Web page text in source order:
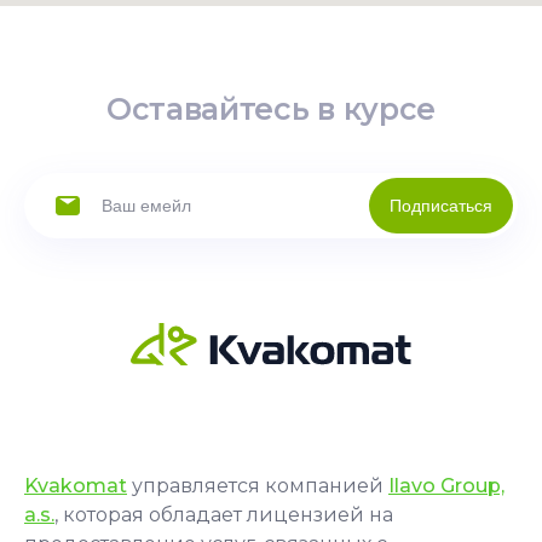
Оставайтесь в курсе
Подписаться
Kvakomat управляется компанией Ilavo Group,
a.s., которая обладает лицензией на